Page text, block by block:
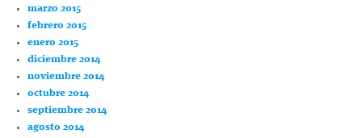
marzo 2015
febrero 2015
enero 2015
diciembre 2014
noviembre 2014
octubre 2014
septiembre 2014
agosto 2014